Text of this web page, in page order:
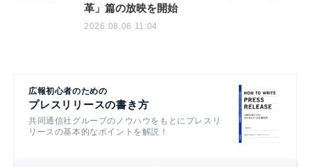
革」篇の放映を開始
2026.08.06 11:04
広報初心者のための
プレスリリースの書き方
共同通信社グループのノウハウをもとにプレスリ
リースの基本的なポイントを解説！